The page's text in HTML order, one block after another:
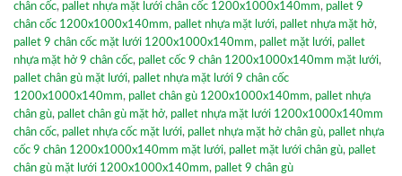
chân cốc, pallet nhựa mặt lưới chân cốc 1200x1000x140mm, pallet 9
chân cốc 1200x1000x140mm, pallet nhựa mặt lưới, pallet nhựa mặt hở,
pallet 9 chân cốc mặt lưới 1200x1000x140mm, pallet mặt lưới, pallet
nhựa mặt hở 9 chân cốc, pallet cốc 9 chân 1200x1000x140mm mặt lưới,
pallet chân gù mặt lưới, pallet nhựa mặt lưới 9 chân cốc
1200x1000x140mm, pallet chân gù 1200x1000x140mm, pallet nhựa
chân gù, pallet chân gù mặt hở, pallet nhựa mặt lưới 1200x1000x140mm
chân cốc, pallet nhựa cốc mặt lưới, pallet nhựa mặt hở chân gù, pallet nhựa
cốc 9 chân 1200x1000x140mm mặt lưới, pallet mặt lưới chân gù, pallet
chân gù mặt lưới 1200x1000x140mm, pallet 9 chân gù